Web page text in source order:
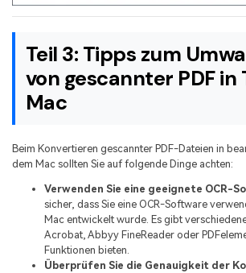
Teil 3: Tipps zum
von gescannter PDF in
Mac
Beim Konvertieren gescannter PDF-Dateien in
dem Mac sollten Sie auf folgende Dinge achten:
Verwenden Sie eine geeignete OCR-
sicher, dass Sie eine OCR-Software
Mac entwickelt wurde. Es gibt
Acrobat, Abbyy FineReader oder
Funktionen bieten.
Überprüfen Sie die Genauigkeit der